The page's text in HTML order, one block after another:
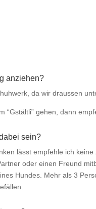
anziehen?
da wir draussen
gehen, dann
sein?
lässt empfehle ich
oder einen Freund
Hundes. Mehr als 3